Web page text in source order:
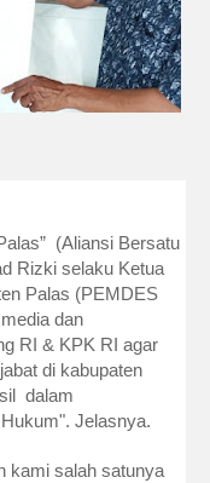
(Aliansi Bersatu
Rizki selaku Ketua
Palas (PEMDES
dan
RI & KPK RI agar
di kabupaten
dalam
Jelasnya.
kami salah satunya